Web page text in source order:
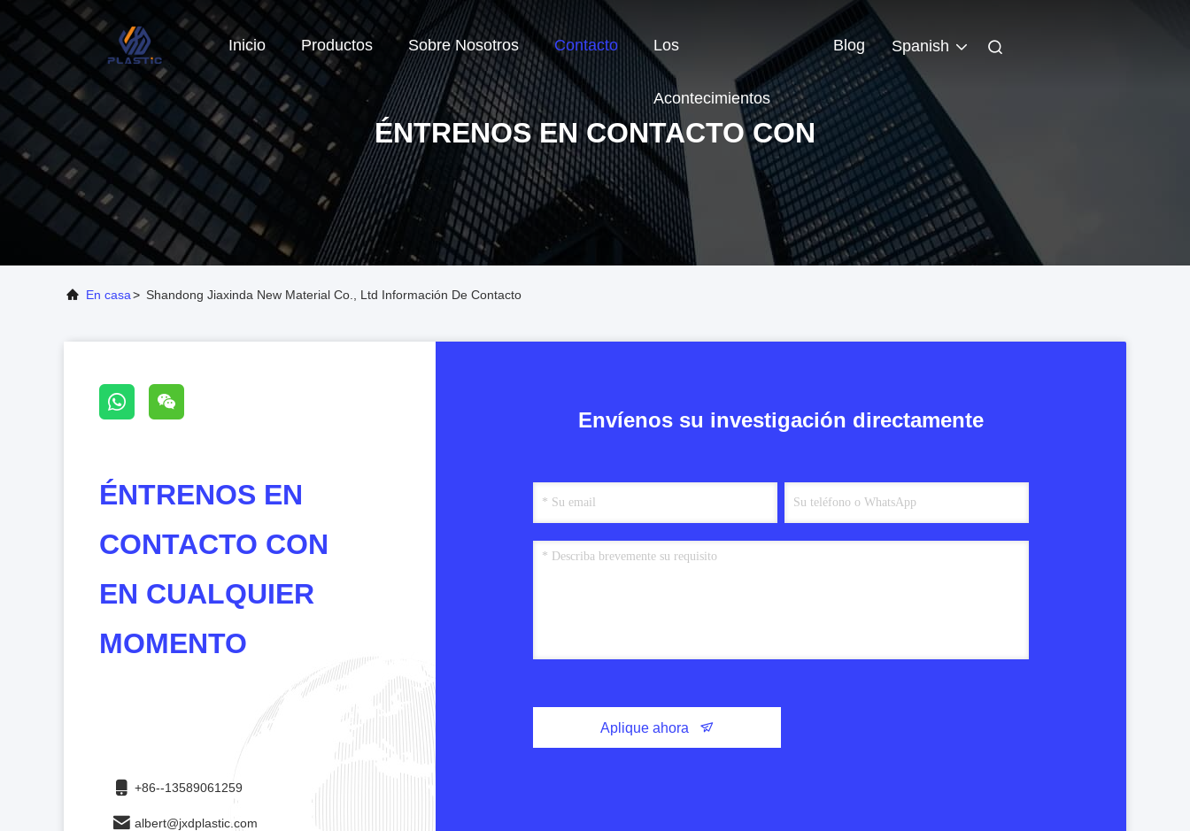
Inicio Productos Sobre Nosotros Contacto Los
Acontecimientos
Blog Spanish
ÉNTRENOS EN CONTACTO CON
En casa> Shandong Jiaxinda New Material Co., Ltd Información De Contacto
ÉNTRENOS EN
CONTACTO CON
EN CUALQUIER
MOMENTO
+86--13589061259
albert@jxdplastic.com
Envíenos su investigación directamente
Aplique ahora